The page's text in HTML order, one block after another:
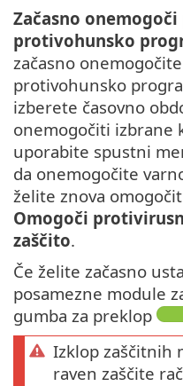
Začasno
protivohunsko
začasno
protivohunsko
izberete časovno
onemogočiti izbrane
uporabite spustni
da onemogočite
želite znova
Omogoči
zaščito.
Če želite začasno
posamezne module
gumba za preklop
Izklop zaščitnih
raven zaščite